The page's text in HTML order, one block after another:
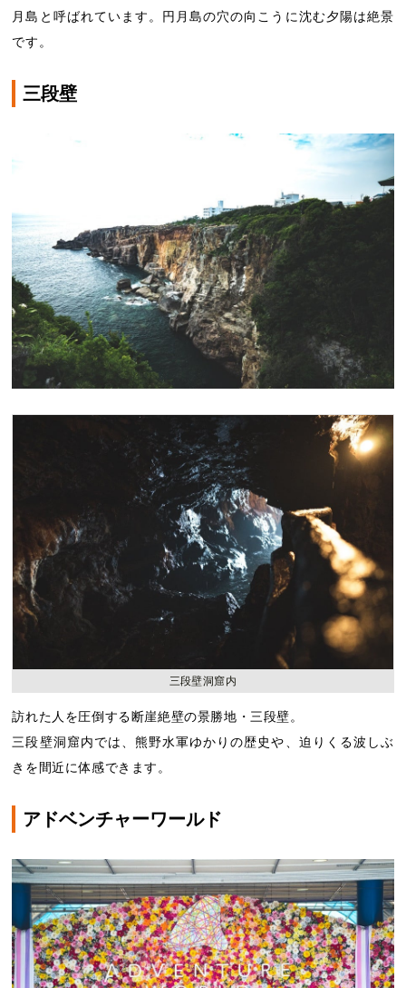
月島と呼ばれています。円月島の穴の向こうに沈む夕陽は絶景
です。
三段壁
三段壁洞窟内
訪れた人を圧倒する断崖絶壁の景勝地・三段壁。
三段壁洞窟内では、熊野水軍ゆかりの歴史や、迫りくる波しぶ
きを間近に体感できます。
アドベンチャーワールド